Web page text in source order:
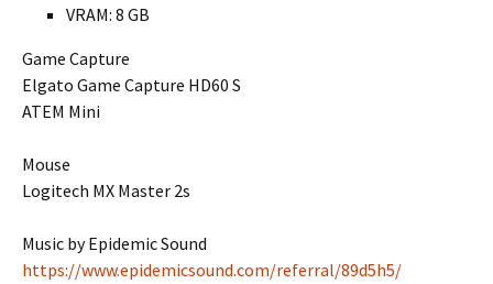
VRAM: 8 GB
Game Capture
Elgato Game Capture HD60 S
ATEM Mini
Mouse
Logitech MX Master 2s
Music by Epidemic Sound
https://www.epidemicsound.com/referral/89d5h5/